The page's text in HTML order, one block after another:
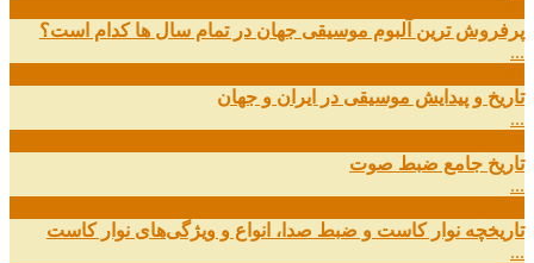
پرفروش ترین آلبوم موسیقی جهان در تمام سال ها کدام است؟
...
تاریخ و پیدایش موسیقی در ایران و جهان
...
تاریخ جامع ضبط صوت
...
تاریخچه نوار کاست و ضبط صدا، انواع و ویژگی‌های نوار کاست
...